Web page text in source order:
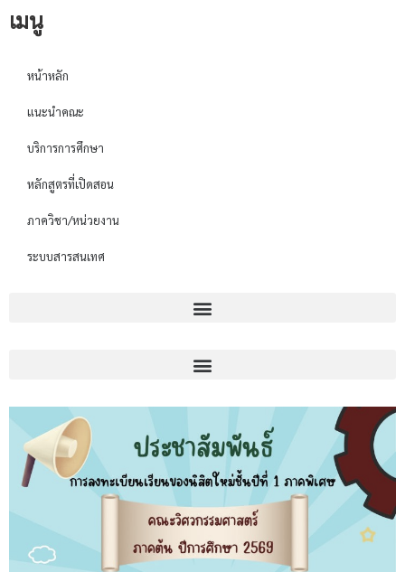
เมนู
หน้าหลัก
แนะนำคณะ
บริการการศึกษา
หลักสูตรที่เปิดสอน
ภาควิชา/หน่วยงาน
ระบบสารสนเทศ